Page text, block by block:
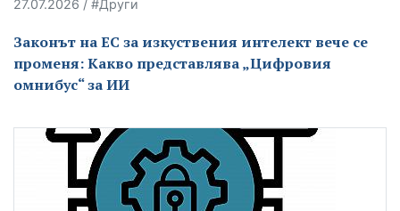
27.07.2026 / #Други
Законът на ЕС за изкуствения интелект вече се
променя: Какво представлява „Цифровия
омнибус“ за ИИ